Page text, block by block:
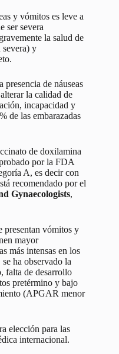
y vómitos es leve a
ser severa
la salud de
severa) y
presencia de náuseas
la calidad de
incapacidad y
de las embarazadas
de doxilamina
por la FDA
A, es decir con
recomendado por el
Gynaecologists,
presentan vómitos y
mayor
más intensas en los
ha observado la
falta de desarrollo
pretérmino y bajo
(APGAR menor
elección para las
internacional.